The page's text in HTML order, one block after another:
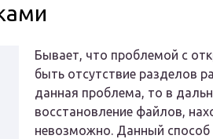
Бывает, что проблемой с
быть отсутствие разделов
данная проблема, то в
восстановление файлов,
невозможно. Данный